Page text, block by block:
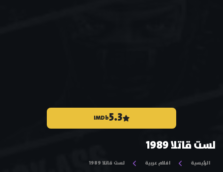
5.3
IMDb
لست قاتلا 1989
الرئيسية افلام عربية لست قاتلا 1989